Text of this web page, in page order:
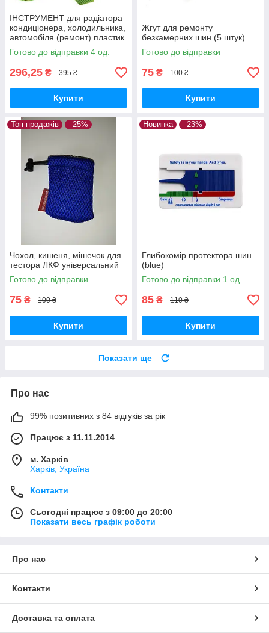
ІНСТРУМЕНТ для радіатора
кондиціонера, холодильника,
автомобіля (ремонт) пластик
Готово до відправки 4 од.
296,25 ₴ 395 ₴
Купити
Жгут для ремонту
безкамерних шин (5 штук)
Готово до відправки
75 ₴ 100 ₴
Купити
Топ продажів –25%
Чохол, кишеня, мішечок для
тестора ЛКФ універсальний
Готово до відправки
75 ₴ 100 ₴
Купити
Новинка –23%
Глибокомір протектора шин
(blue)
Готово до відправки 1 од.
85 ₴ 110 ₴
Купити
Показати ще
Про нас
99% позитивних з 84 відгуків за рік
Працює з 11.11.2014
м. Харків
Харків, Україна
Контакти
Сьогодні працює з 09:00 до 20:00
Показати весь графік роботи
Про нас
Контакти
Доставка та оплата